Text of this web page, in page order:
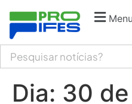
Menu
Dia: 30